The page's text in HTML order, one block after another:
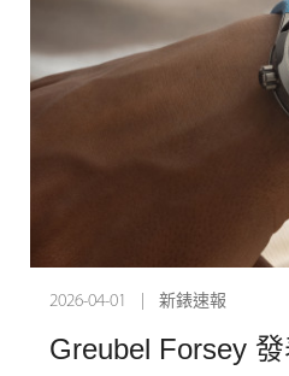
2026-04-01 | 新錶速報